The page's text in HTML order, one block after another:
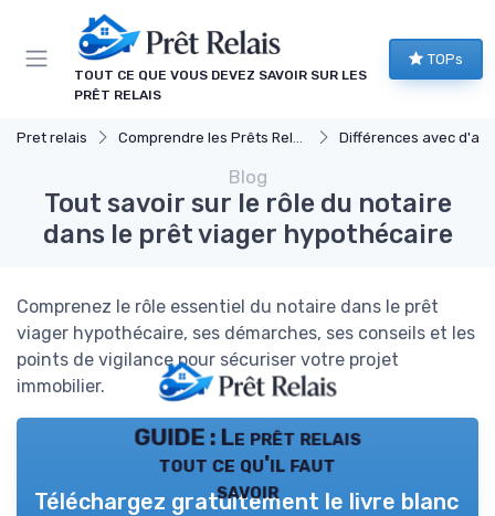
TOUT CE QUE VOUS DEVEZ SAVOIR SUR LES
PRÊT RELAIS
TOPs
Pret relais Comprendre les Prêts Relais Différences avec d'autres prêts
Blog
Tout savoir sur le rôle du notaire
dans le prêt viager hypothécaire
Comprenez le rôle essentiel du notaire dans le prêt
viager hypothécaire, ses démarches, ses conseils et les
points de vigilance pour sécuriser votre projet
immobilier.
GUIDE : Le prêt relais
tout ce qu'il faut
savoir
Téléchargez gratuitement le livre blanc
Panneau de gestion des cookies